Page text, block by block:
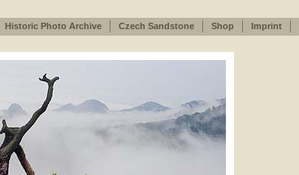
Historic Photo Archive Czech Sandstone Shop Imprint